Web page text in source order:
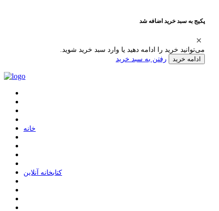
پکیج به سبد خرید اضافه شد
می‌توانید خرید را ادامه دهید یا وارد سبد خرید شوید.
ادامه خرید رفتن به سبد خرید
ﺧﺎﻧﻪ
ﮐﺘﺎﺑﺨﺎﻧﻪ ﺁﻧﻼﯾﻦ